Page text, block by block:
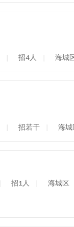
招4人 海城
招若干 海城
招1人 海城区